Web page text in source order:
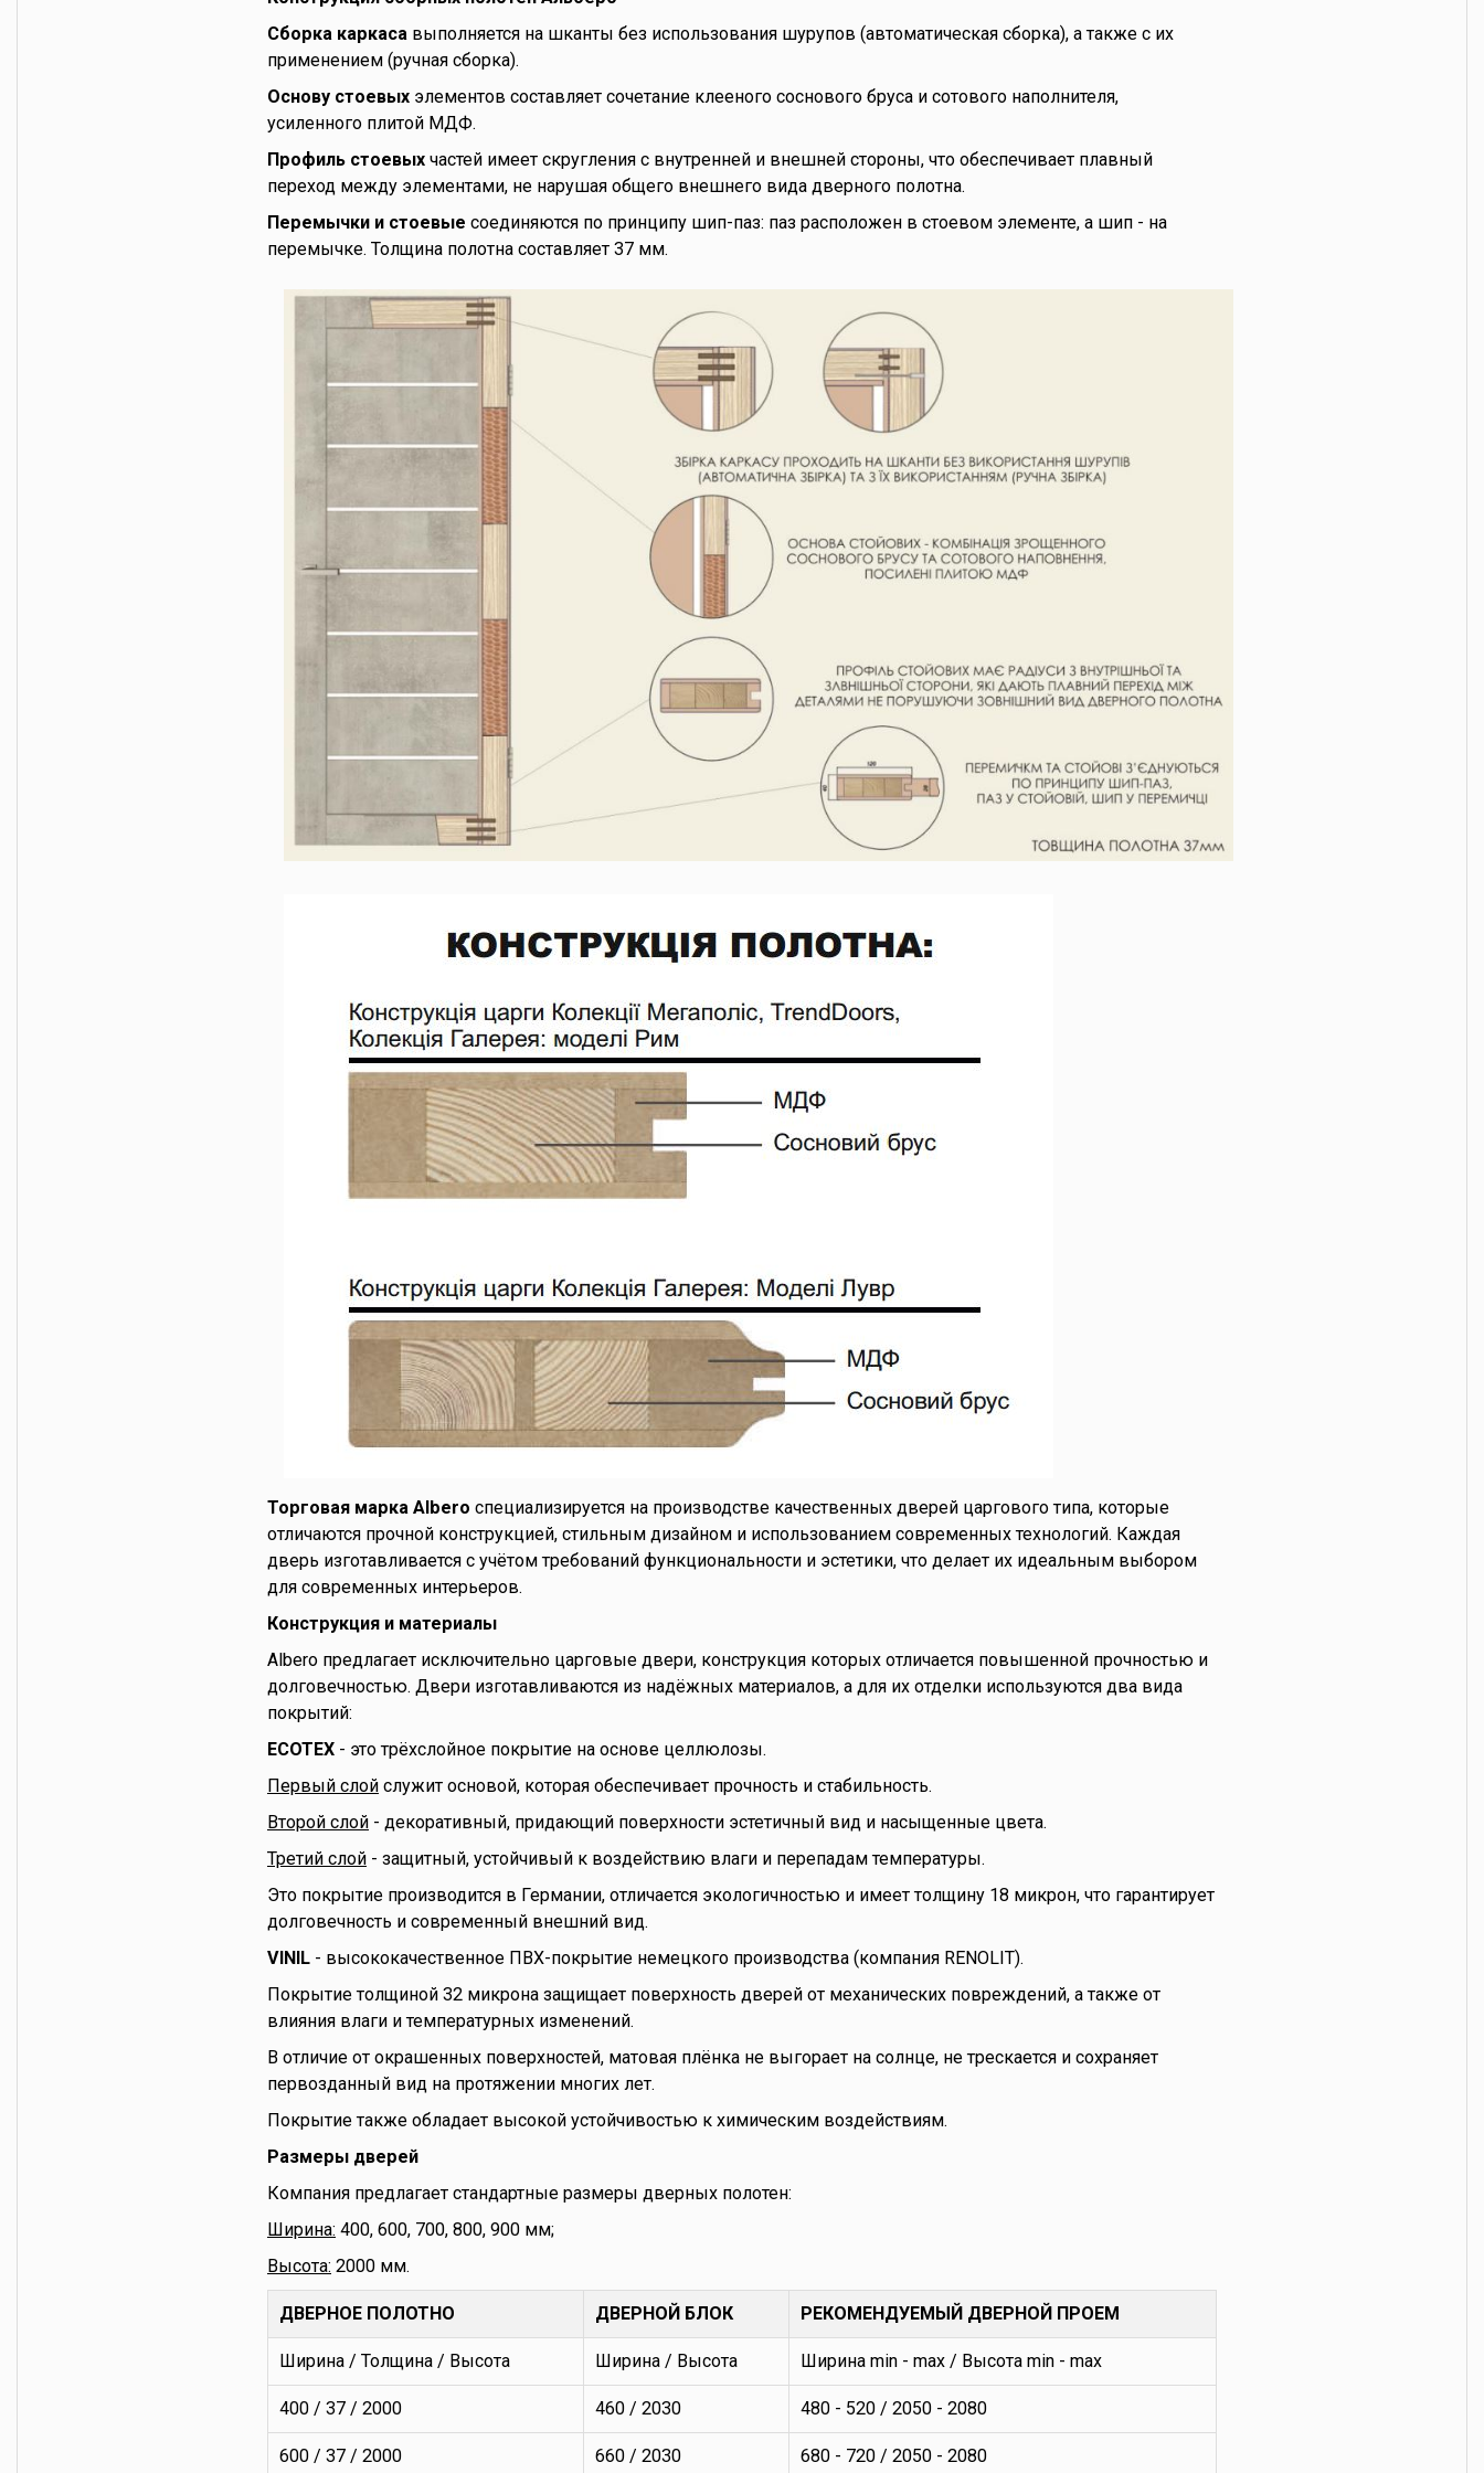
Сборка каркаса выполняется на шканты без использования шурупов (автоматическая сборка), а также с их
применением (ручная сборка).
Основу стоевых элементов составляет сочетание клееного соснового бруса и сотового наполнителя,
усиленного плитой МДФ.
Профиль стоевых частей имеет скругления с внутренней и внешней стороны, что обеспечивает плавный
переход между элементами, не нарушая общего внешнего вида дверного полотна.
Перемычки и стоевые соединяются по принципу шип-паз: паз расположен в стоевом элементе, а шип - на
перемычке. Толщина полотна составляет 37 мм.
Торговая марка Albero специализируется на производстве качественных дверей царгового типа, которые
отличаются прочной конструкцией, стильным дизайном и использованием современных технологий. Каждая
дверь изготавливается с учётом требований функциональности и эстетики, что делает их идеальным выбором
для современных интерьеров.
Конструкция и материалы
Albero предлагает исключительно царговые двери, конструкция которых отличается повышенной прочностью и
долговечностью. Двери изготавливаются из надёжных материалов, а для их отделки используются два вида
покрытий:
ECOTEX - это трёхслойное покрытие на основе целлюлозы.
Первый слой служит основой, которая обеспечивает прочность и стабильность.
Второй слой - декоративный, придающий поверхности эстетичный вид и насыщенные цвета.
Третий слой - защитный, устойчивый к воздействию влаги и перепадам температуры.
Это покрытие производится в Германии, отличается экологичностью и имеет толщину 18 микрон, что гарантирует
долговечность и современный внешний вид.
VINIL - высококачественное ПВХ-покрытие немецкого производства (компания RENOLIT).
Покрытие толщиной 32 микрона защищает поверхность дверей от механических повреждений, а также от
влияния влаги и температурных изменений.
В отличие от окрашенных поверхностей, матовая плёнка не выгорает на солнце, не трескается и сохраняет
первозданный вид на протяжении многих лет.
Покрытие также обладает высокой устойчивостью к химическим воздействиям.
Размеры дверей
Компания предлагает стандартные размеры дверных полотен:
Ширина: 400, 600, 700, 800, 900 мм;
Высота: 2000 мм.
ДВЕРНОЕ ПОЛОТНО ДВЕРНОЙ БЛОК РЕКОМЕНДУЕМЫЙ ДВЕРНОЙ ПРОЕМ
Ширина / Толщина / Высота Ширина / Высота Ширина min - max / Высота min - max
400 / 37 / 2000 460 / 2030 480 - 520 / 2050 - 2080
600 / 37 / 2000 660 / 2030 680 - 720 / 2050 - 2080